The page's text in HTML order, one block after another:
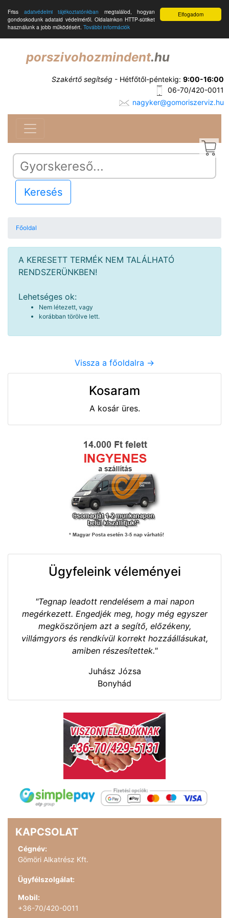
Elfogadom
Friss adatvédelmi tájékoztatónkban megtalálod, hogyan
gondoskodunk adataid védelméről. Oldalainkon HTTP-sütiket
használunk a jobb működésért. További információk
porszivohozmindent.hu
Szakértő segítség - Hétfőtől-péntekig: 9:00-16:00
06-70/420-0011
nagyker@gomoriszerviz.hu
Keresés
Főoldal
A KERESETT TERMÉK NEM TALÁLHATÓ
RENDSZERÜNKBEN!
Lehetséges ok:
Nem létezett, vagy
korábban törölve lett.
Vissza a főoldalra ->
Kosaram
A kosár üres.
Ügyfeleink véleményei
"Tegnap leadott rendelésem a mai napon
megérkezett. Engedjék meg, hogy még egyszer
megköszönjem azt a segítő, előzékeny,
villámgyors és rendkívül korrekt hozzáállásukat,
amiben részesítettek."
Juhász Józsa
Bonyhád
KAPCSOLAT
Cégnév:
Gömöri Alkatrész Kft.
Ügyfélszolgálat:
Mobil:
+36-70/420-0011